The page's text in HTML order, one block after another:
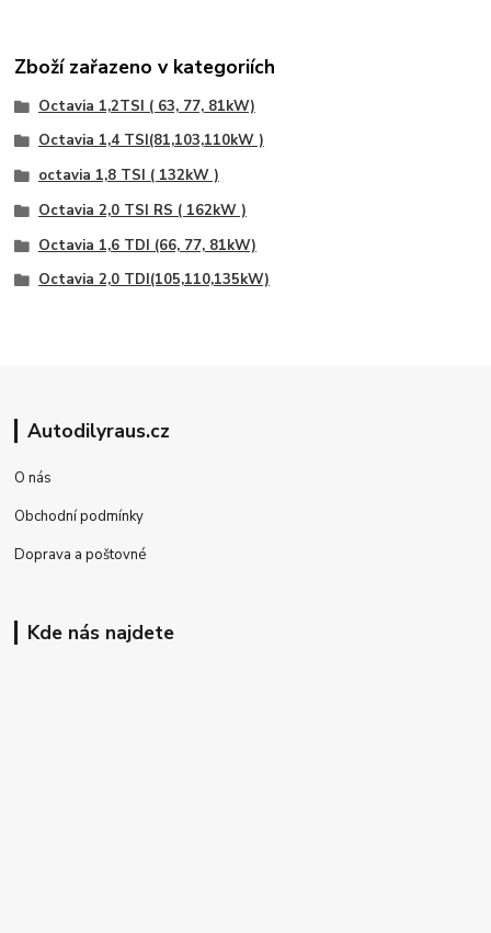
Zboží zařazeno v kategoriích
Octavia 1,2TSI ( 63, 77, 81kW)
Octavia 1,4 TSI(81,103,110kW )
octavia 1,8 TSI ( 132kW )
Octavia 2,0 TSI RS ( 162kW )
Octavia 1,6 TDI (66, 77, 81kW)
Octavia 2,0 TDI(105,110,135kW)
Autodilyraus.cz
O nás
Obchodní podmínky
Doprava a poštovné
Kde nás najdete